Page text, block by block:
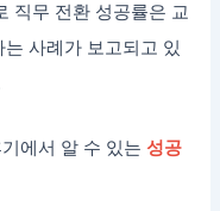
직무 전환 성공률은 교
는 사례가 보고되고 있
기에서 알 수 있는성공